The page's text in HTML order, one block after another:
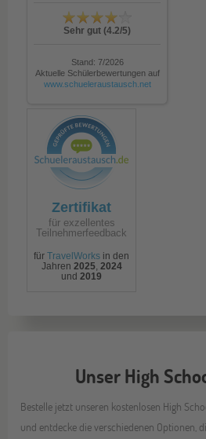
Sehr gut (4.2/5)
Stand: 7/2026
Aktuelle Schülerbewertungen auf
www.schueleraustausch.net
Zertifikat
für exzellentes
Teilnehmerfeedback
fürTravelWorks in den
Jahren 2025, 2024
und2019
Unser High
Bestelle jetzt unseren kostenlosen High
und entdecke die verschiedenen Optionen,